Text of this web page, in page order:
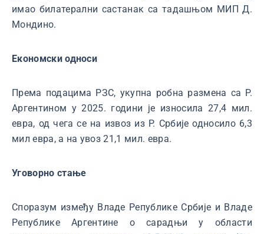
имао билатерални састанак са тадашњом МИП Д.
Мондино.
Економски односи
Према подацима РЗС, укупна робна размена са Р.
Аргентином у 2025. години је износила 27,4 мил.
евра, од чега се на извоз из Р. Србије односило 6,3
мил евра, а на увоз 21,1 мил. евра.
Уговорно стање
Споразум између Владе Републике Србије и Владе
Републике Аргентине о сарадњи у области